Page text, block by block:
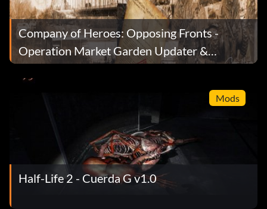
Company of Heroes: Opposing Fronts -
Operation Market Garden Updater &
Launcher Version v1.7
Mods
Half-Life 2 - Cuerda G v1.0